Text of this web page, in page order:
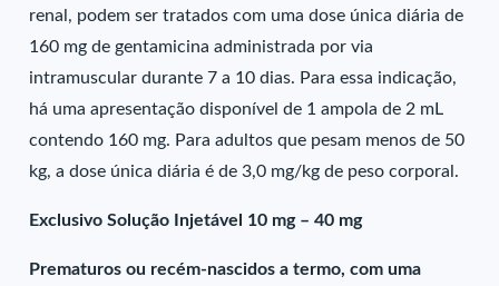
renal, podem ser tratados com uma dose única diária de
160 mg de gentamicina administrada por via
intramuscular durante 7 a 10 dias. Para essa indicação,
há uma apresentação disponível de 1 ampola de 2 mL
contendo 160 mg. Para adultos que pesam menos de 50
kg, a dose única diária é de 3,0 mg/kg de peso corporal.
Exclusivo Solução Injetável 10 mg – 40 mg
Prematuros ou recém-nascidos a termo, com uma